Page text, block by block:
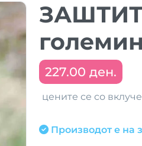
227.00 ден.
цените се со
Производот е на